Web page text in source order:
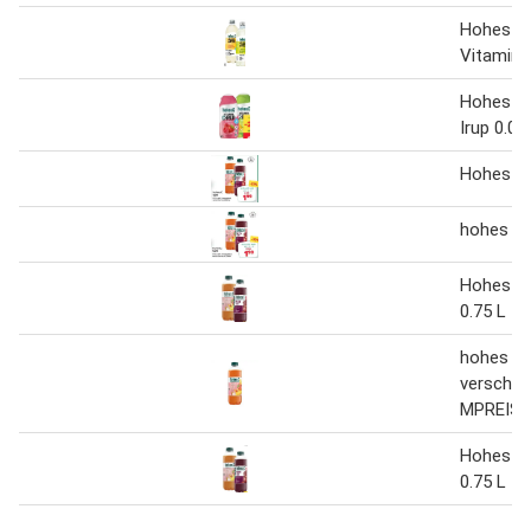
Hohes C
Hohes
Irup
Hohes c
hohes C
Hohes
0.75 L
hohes
versch.
MPREIS
Hohes
0.75 L